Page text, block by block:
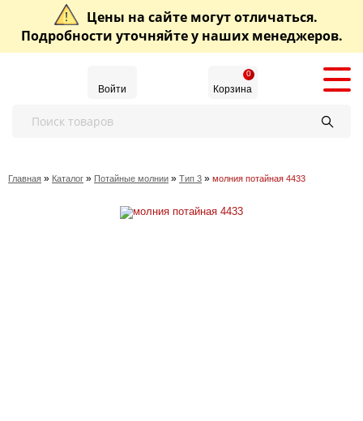
Цены на сайте могут отличаться.
Подробности уточняйте у наших менеджеров.
Войти Корзина
0
Главная » Каталог » Потайные молнии » Тип 3 » молния потайная 4433